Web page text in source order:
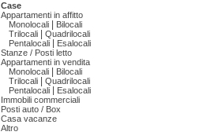
Case
Appartamenti in affitto
Monolocali
Bilocali
Trilocali
Quadrilocali
Pentalocali
Esalocali
Stanze / Posti letto
Appartamenti in vendita
Monolocali
Bilocali
Trilocali
Quadrilocali
Pentalocali
Esalocali
Immobili commerciali
Posti auto / Box
Casa vacanze
Altro